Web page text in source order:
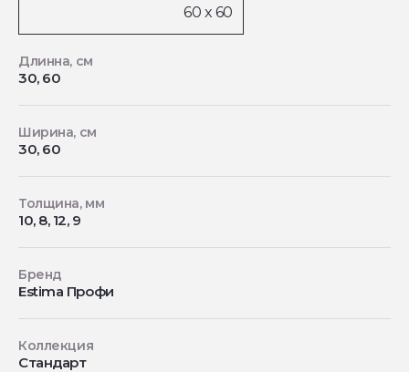
Длинна, см
30, 60
Ширина, см
30, 60
Толщина, мм
10, 8, 12, 9
Бренд
Estima Профи
Коллекция
Стандарт